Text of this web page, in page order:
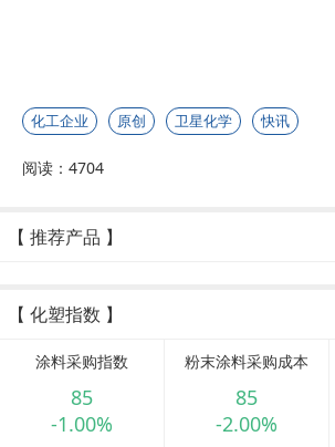
化工企业 原创 卫星化学 快讯
阅读：4704
【 推荐产品 】
【 化塑指数 】
涂料采购指数
85
-1.00%
粉末涂料采购成本
85
-2.00%